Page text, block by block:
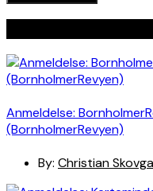
Anmeldelse:
(BornholmerRevyen)
By: Christian